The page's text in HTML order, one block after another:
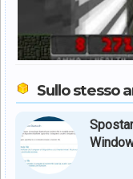
Sullo stesso